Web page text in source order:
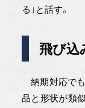
る」と話す。
飛び込
納期対応で
品と形状が類